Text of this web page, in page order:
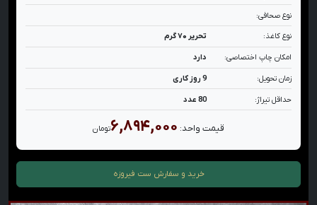
نوع صحافی:
نوع کاغذ: تحریر ۷۰ گرم
امکان چاپ اختصاصی: دارد
زمان تحویل: 9 روز کاری
حداقل تیراژ: 80 عدد
قیمت واحد: ۶,۸۹۴,۰۰۰تومان
خرید و سفارش ست فیروزه